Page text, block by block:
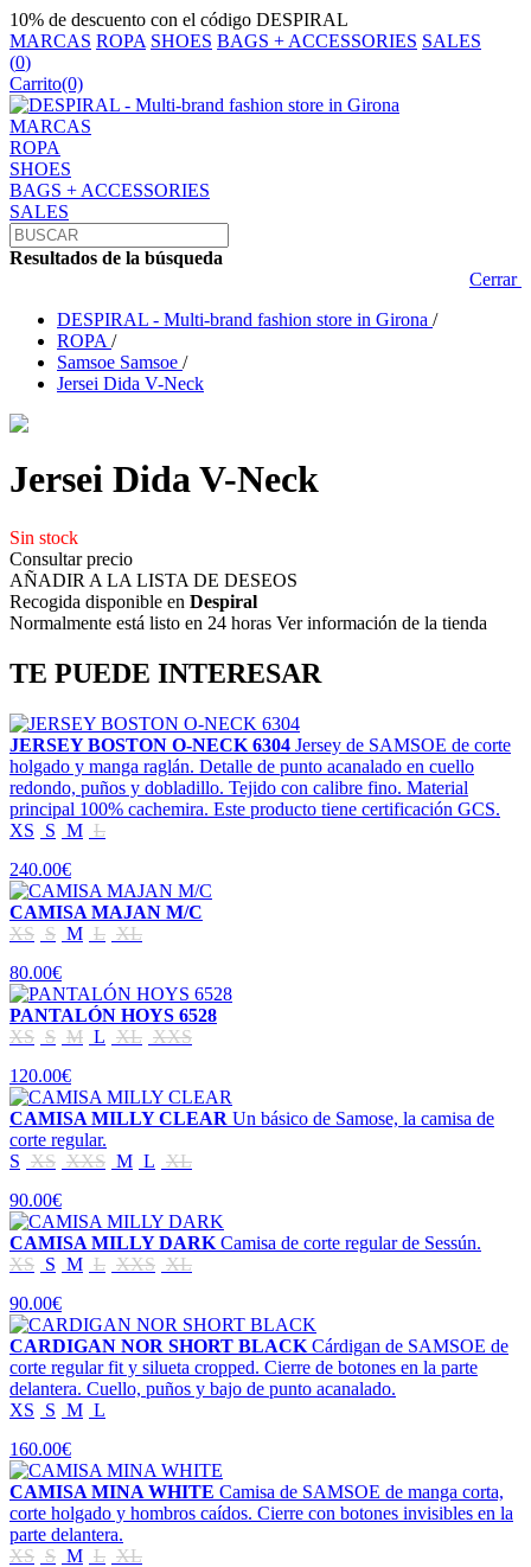
10% de descuento con el código DESPIRAL
MARCAS ROPA SHOES BAGS + ACCESSORIES SALES
(0)
Carrito(0)
MARCAS
ROPA
SHOES
BAGS + ACCESSORIES
SALES
Resultados de la búsqueda
Cerrar
DESPIRAL - Multi-brand fashion store in Girona /
ROPA /
Samsoe Samsoe /
Jersei Dida V-Neck
Jersei Dida V-Neck
Sin stock
Consultar precio
AÑADIR A LA LISTA DE DESEOS
Recogida disponible en Despiral
Normalmente está listo en 24 horas Ver información de la tienda
TE PUEDE INTERESAR
JERSEY BOSTON O-NECK 6304 Jersey de SAMSOE de corte
holgado y manga raglán. Detalle de punto acanalado en cuello
redondo, puños y dobladillo. Tejido con calibre fino. Material
principal 100% cachemira. Este producto tiene certificación GCS.
XS
S M L
240.00€
CAMISA MAJAN M/C
XS S M L XL
80.00€
PANTALÓN HOYS 6528
XS S M L XL XXS
120.00€
CAMISA MILLY CLEAR Un básico de Samose, la camisa de
corte regular.
S XS XXS M L XL
90.00€
CAMISA MILLY DARK Camisa de corte regular de Sessún.
XS S M L XXS XL
90.00€
CARDIGAN NOR SHORT BLACK Cárdigan de SAMSOE de
corte regular fit y silueta cropped. Cierre de botones en la parte
delantera. Cuello, puños y bajo de punto acanalado.
XS
S M L
160.00€
CAMISA MINA WHITE Camisa de SAMSOE de manga corta,
corte holgado y hombros caídos. Cierre con botones invisibles en la
parte delantera.
XS S M L XL